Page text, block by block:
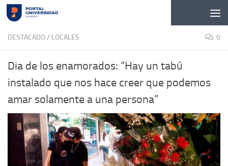
Skip to content
DESTACADO/ LOCALES 0
Dia de los enamorados: “Hay un tabú
instalado que nos hace creer que podemos
amar solamente a una persona”